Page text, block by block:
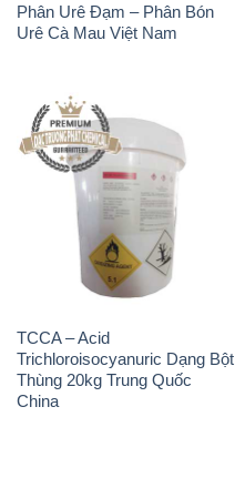
Phân Urê Đạm – Phân Bón
Urê Cà Mau Việt Nam
TCCA – Acid
Trichloroisocyanuric Dạng Bột
Thùng 20kg Trung Quốc
China